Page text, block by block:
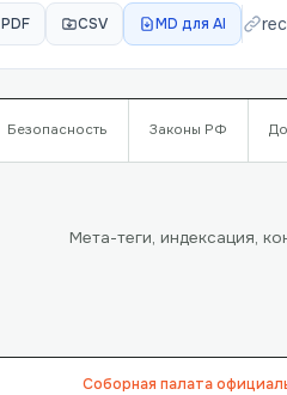
PDF CSV MD для AI
Безопасность Законы РФ
Мета-теги, индексация,
Соборная палата